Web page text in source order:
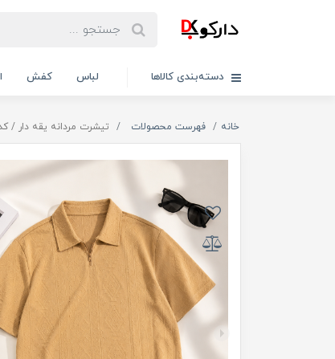
دسته‌بندی کالاها لباس کفش
خانه فهرست محصولات تیشرت مردانه یقه دار / کد